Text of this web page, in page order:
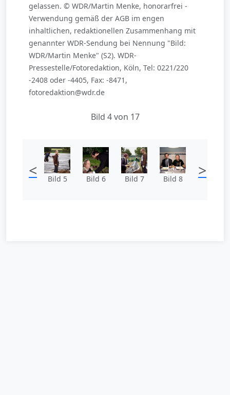
gelassen. © WDR/Martin Menke, honorarfrei -
Verwendung gemäß der AGB im engen
inhaltlichen, redaktionellen Zusammenhang mit
genannter WDR-Sendung bei Nennung "Bild:
WDR/Martin Menke" (S2). WDR-
Pressestelle/Fotoredaktion, Köln, Tel: 0221/220
-2408 oder -4405, Fax: -8471,
fotoredaktion@wdr.de
Bild 4 von 17
< Bild 5 Bild 6 Bild 7 Bild 8 >